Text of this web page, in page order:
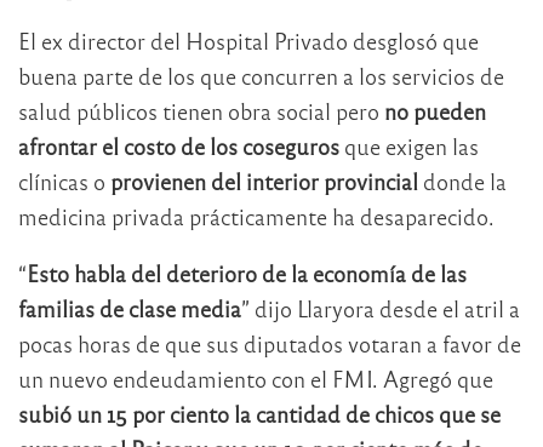
El ex director del Hospital Privado desglosó que
buena parte de los que concurren a los servicios de
salud públicos tienen obra social pero no pueden
afrontar el costo de los coseguros que exigen las
clínicas o provienen del interior provincial donde la
medicina privada prácticamente ha desaparecido.
“Esto habla del deterioro de la economía de las
familias de clase media” dijo Llaryora desde el atril a
pocas horas de que sus diputados votaran a favor de
un nuevo endeudamiento con el FMI. Agregó que
subió un 15 por ciento la cantidad de chicos que se